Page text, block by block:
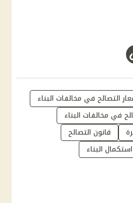
التصالح في مخالفات البناء
في مخالفات البناء
قانون التصالح
استكمال البناء